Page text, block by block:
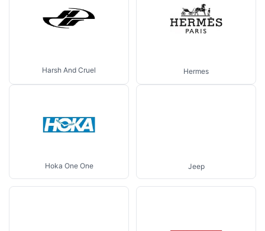
Harsh And Cruel Hermes
Hoka One One Jeep